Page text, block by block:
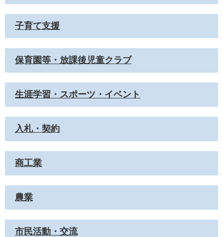
子育て支援
保育園等・放課後児童クラブ
生涯学習・スポーツ・イベント
入札・契約
商工業
農業
市民活動・交流